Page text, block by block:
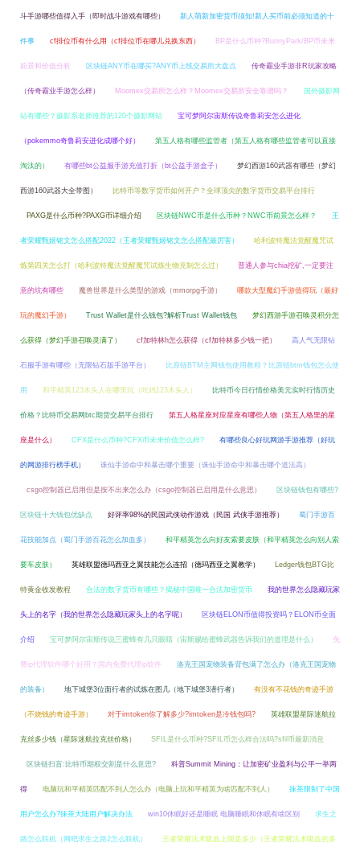
斗手游哪些值得入手（即时战斗游戏有哪些） 新人萌新加密货币须知!新人买币前必须知道的十
件事 cf排位币有什么用（cf排位币在哪儿兑换东西） BP是什么币种?BunnyPark/BP币未来
前景和价值分析 区块链ANY币在哪买?ANY币上线交易所大盘点 传奇霸业手游非R玩家攻略
（传奇霸业手游怎么样） Moomex交易所怎么样？Moomex交易所安全靠谱吗？ 国外摄影网
站有哪些？摄影系老师推荐的120个摄影网站 宝可梦阿尔宙斯传说奇鲁莉安怎么进化
（pokemmo奇鲁莉安进化成哪个好） 第五人格有哪些监管者（第五人格有哪些监管者可以直接
淘汰的） 有哪些bt公益服手游充值打折（bt公益手游盒子） 梦幻西游160武器有哪些（梦幻
西游160武器大全带图） 比特币等数字货币如何开户？全球顶尖的数字货币交易平台排行
PAXG是什么币种?PAXG币详细介绍 区块链NWC币是什么币种？NWC币前景怎么样？ 王
者荣耀甄姬铭文怎么搭配2022（王者荣耀甄姬铭文怎么搭配最厉害） 哈利波特魔法觉醒魔咒试
炼第四关怎么打（哈利波特魔法觉醒魔咒试炼生物克制怎么过） 普通人参与chia挖矿,一定要注
意的坑有哪些 魔兽世界是什么类型的游戏（mmorpg手游） 哪款大型魔幻手游值得玩（最好
玩的魔幻手游） Trust Wallet是什么钱包?解析Trust Wallet钱包 梦幻西游手游召唤灵积分怎
么获得（梦幻手游召唤灵满了） cf加特林h怎么获得（cf加特林多少钱一把） 高人气无限钻
石服手游有哪些（无限钻石版手游平台） 比原链BTM主网钱包使用教程？比原链btm钱包怎么使
用 和平精英123木头人在哪里玩（吃鸡123木头人） 比特币今日行情价格美元实时行情历史
价格？比特币交易网btc期货交易平台排行 第五人格星座对应星座有哪些人物（第五人格里的星
座是什么） CFX是什么币种?CFX币未来价值怎么样? 有哪些良心好玩网游手游推荐（好玩
的网游排行榜手机） 诛仙手游命中和暴击哪个重要（诛仙手游命中和暴击哪个道法高）
csgo控制器已启用但是按不出来怎么办（csgo控制器已启用是什么意思） 区块链钱包有哪些?
区块链十大钱包优缺点 好评率98%的民国武侠动作游戏（民国 武侠手游推荐） 蜀门手游百
花技能加点（蜀门手游百花怎么加血多） 和平精英怎么向好友索要皮肤（和平精英怎么向别人索
要车皮肤） 英雄联盟德玛西亚之翼技能怎么连招（德玛西亚之翼教学） Ledger钱包BTG比
特黄金收发教程 合法的数字货币有哪些？揭秘中国唯一合法加密货币 我的世界怎么隐藏玩家
头上的名字（我的世界怎么隐藏玩家头上的名字呢） 区块链ELON币值得投资吗？ELON币全面
介绍 宝可梦阿尔宙斯传说三蜜蜂有几只眼睛（宙斯赐给蜜蜂武器告诉我们的道理是什么） 免
费ip代理软件哪个好用？国内免费代理ip软件 洛克王国宠物装备背包满了怎么办（洛克王国宠物
的装备） 地下城堡3位面行者的试炼在图几（地下城堡3潜行者） 有没有不花钱的奇迹手游
（不烧钱的奇迹手游） 对于imtoken你了解多少?imtoken是冷钱包吗? 英雄联盟星际迷航拉
克丝多少钱（星际迷航拉克丝价格） SFIL是什么币种?SFIL币怎么样合法吗?sfil币最新消息
区块链扫盲:比特币期权交割是什么意思? 科普Summit Mining：让加密矿业盈利与公平一举两
得 电脑玩和平精英匹配不到人怎么办（电脑上玩和平精英为啥匹配不到人） 抹茶限制了中国
用户怎么办?抹茶大陆用户解决办法 win10休眠好还是睡眠 电脑睡眠和休眠有啥区别 求生之
路怎么联机（网吧求生之路2怎么联机） 王者荣耀法术吸血上限是多少（王者荣耀法术吸血的多